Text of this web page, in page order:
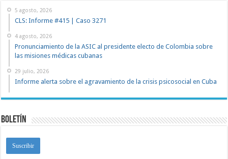
5 agosto, 2026
CLS: Informe #415 | Caso 3271
4 agosto, 2026
Pronunciamiento de la ASIC al presidente electo de Colombia sobre
las misiones médicas cubanas
29 julio, 2026
Informe alerta sobre el agravamiento de la crisis psicosocial en Cuba
Boletín